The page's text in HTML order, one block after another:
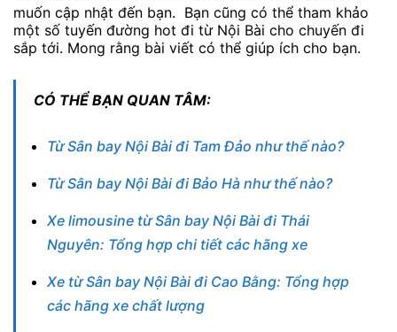
muốn cập nhật đến bạn. Bạn cũng có thể tham khảo
một số tuyến đường hot đi từ Nội Bài cho chuyến đi
sắp tới. Mong rằng bài viết có thể giúp ích cho bạn.
CÓ THỂ BẠN QUAN TÂM:
Từ Sân bay Nội Bài đi Tam Đảo như thế nào?
Từ Sân bay Nội Bài đi Bảo Hà như thế nào?
Xe limousine từ Sân bay Nội Bài đi Thái
Nguyên: Tổng hợp chi tiết các hãng xe
Xe từ Sân bay Nội Bài đi Cao Bằng: Tổng hợp
các hãng xe chất lượng